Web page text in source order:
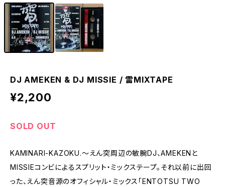
DJ AMEKEN & DJ MISSIE / 雷MIXTAPE
¥2,200
SOLD OUT
KAMINARI-KAZOKU.〜えん突周辺の敏腕DJ、AMEKENと
MISSIEコンビによるスプリット・ミックステープ。それ以前に出回
った、えん突音源のオフィシャル・ミックス「ENTOTSU TWO